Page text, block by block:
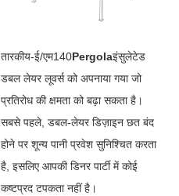
तारकीय-ई/एम140Pergolaइंसुलेटेड
डबल लेयर लूवर्स को अपनाया गया जो
प्रतिरोध की क्षमता को बढ़ा सकता है।
सबसे पहले, डबल-लेयर डिज़ाइन छत बंद
होने पर शून्य पानी प्रवेश सुनिश्चित करता
है, इसलिए आपकी डिनर पार्टी में कोई
कष्टप्रद टपकता नहीं है।